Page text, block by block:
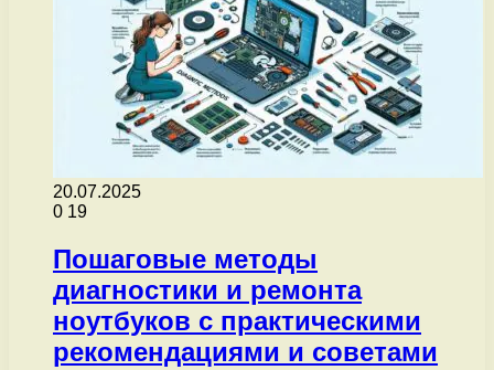
20.07.2025
0 19
Пошаговые методы
диагностики и ремонта
ноутбуков с практическими
рекомендациями и советами